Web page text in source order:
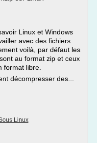
Linux et Windows
avec des fichiers
voilà, par défaut les
au format zip et ceux
format libre.
décompresser des...
Linux